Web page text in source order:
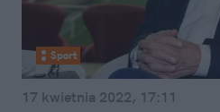
Sport
17 kwietnia 2022, 17:11